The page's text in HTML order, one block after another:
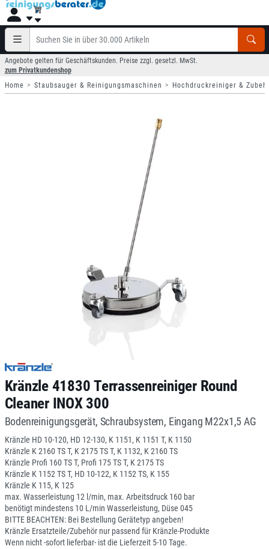
Angebote gelten für Geschäftskunden. Preise zzgl. gesetzl. MwSt.
zum Privatkundenshop
Home
Staubsauger & Reinigungsmaschinen Hochdruckreiniger &
Kränzle 41830 Terrassenreiniger Round
Cleaner INOX 300
Bodenreinigungsgerät, Schraubsystem, Eingang M22x1,5 AG
Kränzle HD 10-120, HD 12-130, K 1151, K 1151 T, K 1150
Kränzle K 2160 TS T, K 2175 TS T, K 1132, K 2160 TS
Kränzle Profi 160 TS T, Profi 175 TS T, K 2175 TS
Kränzle K 1152 TS T, HD 10-122, K 1152 TS, K 155
Kränzle K 115, K 125
max. Wasserleistung 12 l/min, max. Arbeitsdruck 160 bar
benötigt mindestens 10 L/min Wasserleistung, Düse 045
BITTE BEACHTEN: Bei Bestellung Gerätetyp angeben!
Kränzle Ersatzteile/Zubehör nur passend für Kränzle-Produkte
Wenn nicht -sofort lieferbar- ist die Lieferzeit 5-10 Tage.